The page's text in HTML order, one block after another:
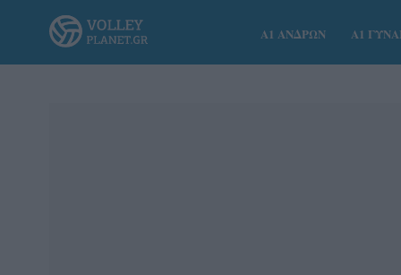
Α1 ΑΝΔΡΩΝ Α1